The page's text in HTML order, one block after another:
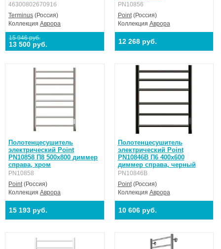
4630080267091б
Terminus (Россия)
Коллекция Аврора
15 946 руб.
13 500 руб.
PN10856
Point(Россия)
Коллекция Аврора
12 268 руб.
Полотенцесушитель
электрический Point
PN10858 П8 500x800 диммер
справа, хром
PN10858
Point(Россия)
Коллекция Аврора
15 193 руб.
Полотенцесушитель
электрический Point
PN10846B П6 400x600
диммер справа, черный
PN10846B
Point(Россия)
Коллекция Аврора
10 606 руб.